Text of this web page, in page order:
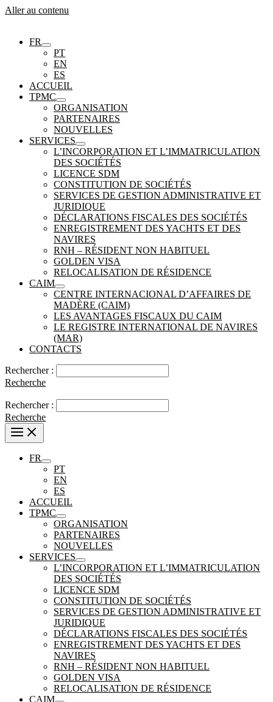
Aller au contenu
FR
PT
EN
ES
ACCUEIL
TPMC
ORGANISATION
PARTENAIRES
NOUVELLES
SERVICES
L’INCORPORATION ET L’IMMATRICULATION
DES SOCIÉTÉS
LICENCE SDM
CONSTITUTION DE SOCIÉTÉS
SERVICES DE GESTION ADMINISTRATIVE ET
JURIDIQUE
DÉCLARATIONS FISCALES DES SOCIÉTÉS
ENREGISTREMENT DES YACHTS ET DES
NAVIRES
RNH – RÉSIDENT NON HABITUEL
GOLDEN VISA
RELOCALISATION DE RÉSIDENCE
CAIM
CENTRE INTERNACIONAL D’AFFAIRES DE
MADÈRE (CAIM)
LES AVANTAGES FISCAUX DU CAIM
LE REGISTRE INTERNATIONAL DE NAVIRES
(MAR)
CONTACTS
Rechercher :
Recherche
Rechercher :
Recherche
FR
PT
EN
ES
ACCUEIL
TPMC
ORGANISATION
PARTENAIRES
NOUVELLES
SERVICES
L’INCORPORATION ET L’IMMATRICULATION
DES SOCIÉTÉS
LICENCE SDM
CONSTITUTION DE SOCIÉTÉS
SERVICES DE GESTION ADMINISTRATIVE ET
JURIDIQUE
DÉCLARATIONS FISCALES DES SOCIÉTÉS
ENREGISTREMENT DES YACHTS ET DES
NAVIRES
RNH – RÉSIDENT NON HABITUEL
GOLDEN VISA
RELOCALISATION DE RÉSIDENCE
CAIM